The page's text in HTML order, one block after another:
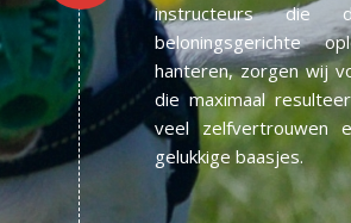
instructeurs die
beloningsgerichte
hanteren, zorgen wij
die maximaal
veel zelfvertrouwen
gelukkige baasjes.